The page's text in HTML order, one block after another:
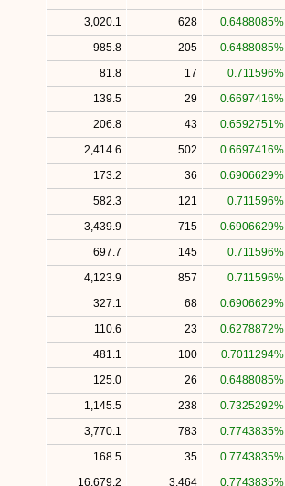
0.6488085%
628
3,020.1
0.6488085%
205
985.8
0.711596%
17
81.8
0.6697416%
29
139.5
0.6592751%
43
206.8
0.6697416%
502
2,414.6
0.6906629%
36
173.2
0.711596%
121
582.3
0.6906629%
715
3,439.9
0.711596%
145
697.7
0.711596%
857
4,123.9
0.6906629%
68
327.1
0.6278872%
23
110.6
0.7011294%
100
481.1
0.6488085%
26
125.0
0.7325292%
238
1,145.5
0.7743835%
783
3,770.1
0.7743835%
35
168.5
0.7743835%
3,464
16,679.2